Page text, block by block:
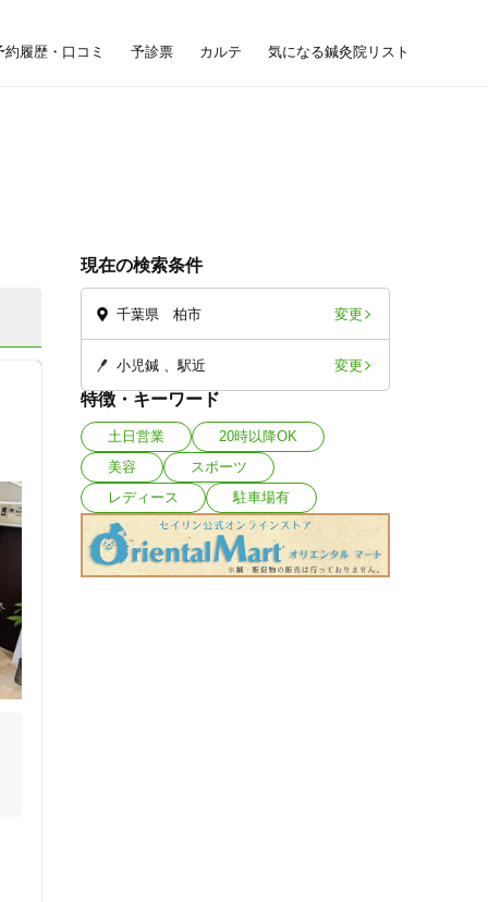
約履歴・口コミ 予診票 カルテ 気になる鍼灸院リスト
現在の検索条件
千葉県 柏市 変更
小児鍼 駅近 変更
特徴・キーワード
土日営業
20時以降OK
美容
スポーツ
レディース
駐車場有